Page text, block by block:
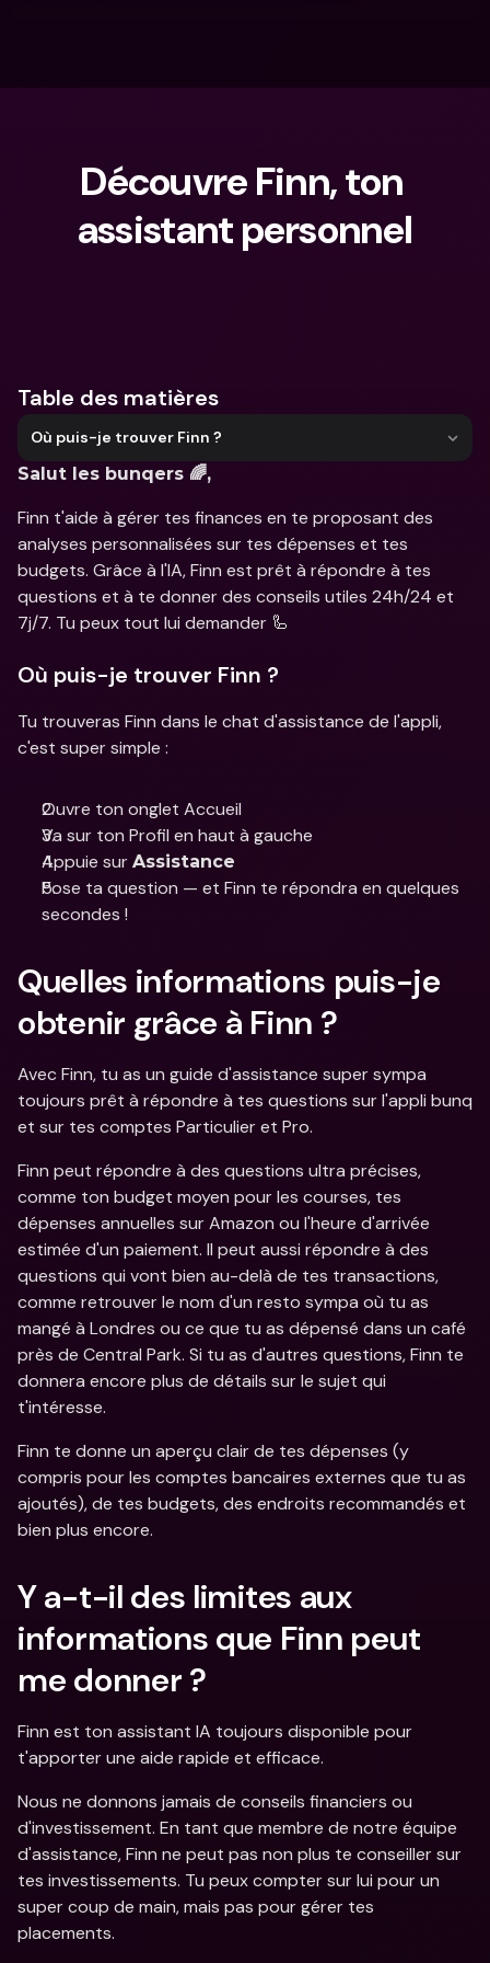
Découvre Finn, ton
assistant personnel
Table des matières
Où puis-je trouver Finn ?
Salut les bunqers 🌈,
Finn t'aide à gérer tes finances en te proposant des
analyses personnalisées sur tes dépenses et tes
budgets. Grâce à l'IA, Finn est prêt à répondre à tes
questions et à te donner des conseils utiles 24h/24 et
7j/7. Tu peux tout lui demander 🦾
Où puis-je trouver Finn ?
Tu trouveras Finn dans le chat d'assistance de l'appli,
c'est super simple :
Ouvre ton onglet Accueil
Va sur ton Profil en haut à gauche
Appuie sur Assistance
Pose ta question — et Finn te répondra en quelques
secondes !
Quelles informations puis-je
obtenir grâce à Finn ?
Avec Finn, tu as un guide d'assistance super sympa
toujours prêt à répondre à tes questions sur l'appli bunq
et sur tes comptes Particulier et Pro.
Finn peut répondre à des questions ultra précises,
comme ton budget moyen pour les courses, tes
dépenses annuelles sur Amazon ou l'heure d'arrivée
estimée d'un paiement. Il peut aussi répondre à des
questions qui vont bien au-delà de tes transactions,
comme retrouver le nom d'un resto sympa où tu as
mangé à Londres ou ce que tu as dépensé dans un café
près de Central Park. Si tu as d'autres questions, Finn te
donnera encore plus de détails sur le sujet qui
t'intéresse.
Finn te donne un aperçu clair de tes dépenses (y
compris pour les comptes bancaires externes que tu as
ajoutés), de tes budgets, des endroits recommandés et
bien plus encore.
Y a-t-il des limites aux
informations que Finn peut
me donner ?
Finn est ton assistant IA toujours disponible pour
t'apporter une aide rapide et efficace.
Nous ne donnons jamais de conseils financiers ou
d'investissement. En tant que membre de notre équipe
d'assistance, Finn ne peut pas non plus te conseiller sur
tes investissements. Tu peux compter sur lui pour un
super coup de main, mais pas pour gérer tes
placements.